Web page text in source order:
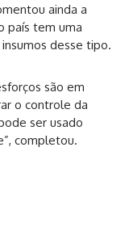
ainda a
país tem uma
desse tipo.
são em
o controle da
ser usado
completou.